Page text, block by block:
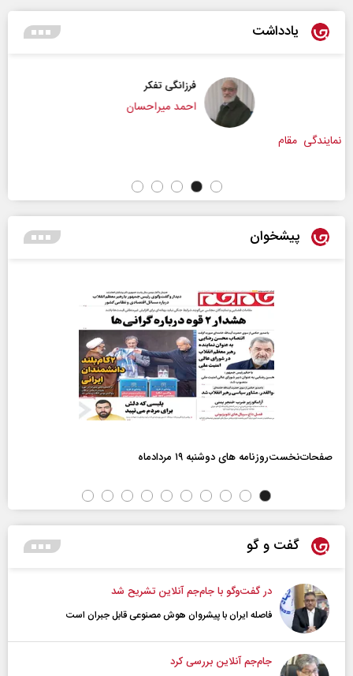
یادداشت
فرزانگی تفکر
احمد میراحسان
پیشخوان
صفحات‌نخست‌روزنامه ها‌ی دوشنبه ۱۹ مردادماه
گفت و گو
در گفت‌و‌گو با جام‌جم آنلاین تشریح شد
فاصله ایران با پیشرو‌ان هوش مصنوعی قابل جبران است
جام‌جم آنلاین بررسی کرد